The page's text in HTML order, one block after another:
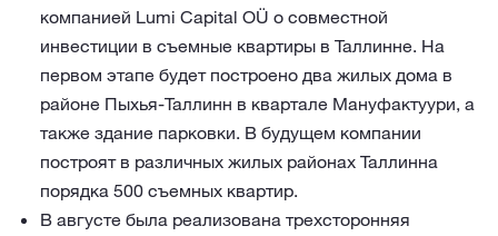
компанией Lumi Capital OÜ о совместной
инвестиции в съемные квартиры в Таллинне. На
первом этапе будет построено два жилых дома в
районе Пыхья-Таллинн в квартале Мануфактуури, а
также здание парковки. В будущем компании
построят в различных жилых районах Таллинна
порядка 500 съемных квартир.
В августе была реализована трехсторонняя